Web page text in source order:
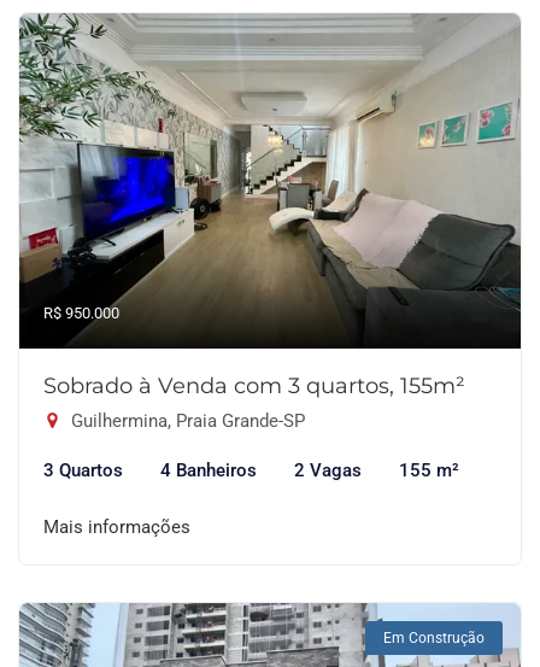
R$ 950.000
Sobrado à Venda com 3 quartos, 155m²
Guilhermina, Praia Grande-SP
3 Quartos 4 Banheiros 2 Vagas 155 m²
Mais informações
Em Construção